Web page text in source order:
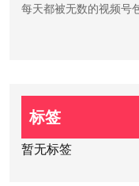
每天都被无数的视频号
标签
暂无标签